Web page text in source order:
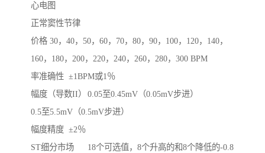
心电图
正常窦性节律
价格	30，40，50，60，70，80，90，100，120，140，
160，180，200，220，240，260，280，300 BPM
率准确性	±1BPM或1％
幅度（导数II）	0.05至0.45mV（0.05mV步进）
0.5至5.5mV（0.5mV步进）
幅度精度	±2％
ST细分市场	18个可选值，8个升高的和8个降低的-0.8